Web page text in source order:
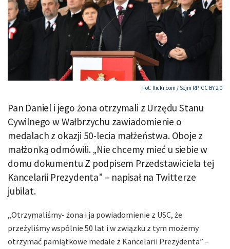
Fot. flickr.com / Sejm RP, CC BY 2.0
Pan Daniel i jego żona otrzymali z Urzędu Stanu
Cywilnego w Wałbrzychu zawiadomienie o
medalach z okazji 50-lecia małżeństwa. Oboje z
małżonką odmówili. „Nie chcemy mieć u siebie w
domu dokumentu Z podpisem Przedstawiciela tej
Kancelarii Prezydenta” – napisał na Twitterze
jubilat.
„Otrzymaliśmy- żona i ja powiadomienie z USC, że
przeżyliśmy wspólnie 50 lat i w związku z tym możemy
otrzymać pamiątkowe medale z Kancelarii Prezydenta” –